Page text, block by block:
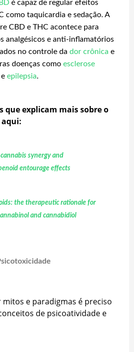
é capaz de regular efeitos
como taquicardia e sedação. A
CBD e THC acontece para
analgésicos e anti-inflamatórios
no controle da dor crônica e
doenças como esclerose
e epilepsia.
que explicam mais sobre o
synergy and
entourage effects
the therapeutic rationale for
and cannabidiol
e paradigmas é preciso
de psicoatividade e